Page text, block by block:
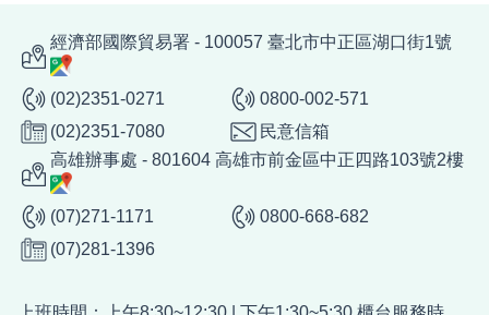
經濟部國際貿易署 - 100057 臺北市中正區湖口街1號
(02)2351-0271
0800-002-571
(02)2351-7080
民意信箱
高雄辦事處 - 801604 高雄市前金區中正四路103號2樓
(07)271-1171
0800-668-682
(07)281-1396